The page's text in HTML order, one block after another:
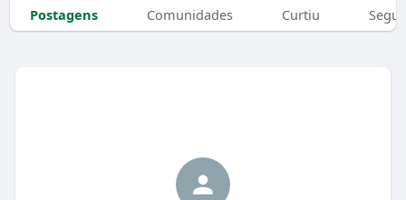
Postagens Comunidades Curtiu